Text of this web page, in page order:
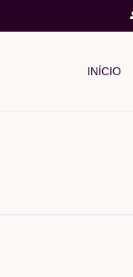
INÍCIO